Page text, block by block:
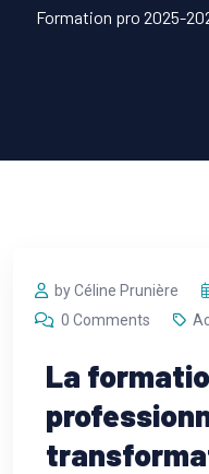
Formation pro 2025-
by Céline Prunière
0 Comments
La